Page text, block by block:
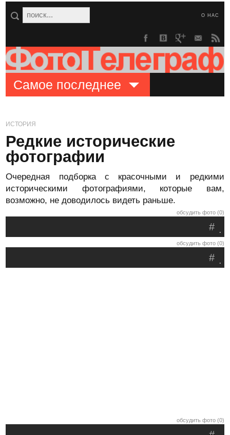
О НАС
Самое последнее
ИСТОРИЯ
Редкие исторические
фотографии
Очередная подборка с красочными и редкими
историческими фотографиями, которые вам,
возможно, не доводилось видеть раньше.
обсудить фото (0)
.
#
обсудить фото (0)
.
#
обсудить фото (0)